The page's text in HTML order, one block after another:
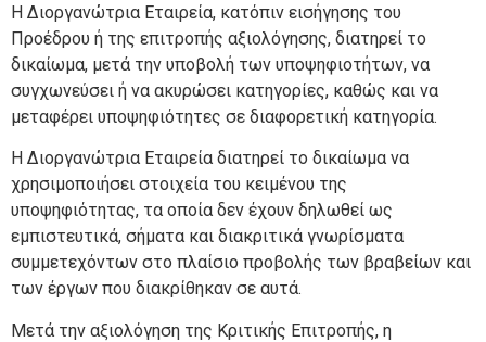
Η Διοργανώτρια Εταιρεία, κατόπιν εισήγησης του
Προέδρου ή της επιτροπής αξιολόγησης, διατηρεί το
δικαίωμα, μετά την υποβολή των υποψηφιοτήτων, να
συγχωνεύσει ή να ακυρώσει κατηγορίες, καθώς και να
μεταφέρει υποψηφιότητες σε διαφορετική κατηγορία.
Η Διοργανώτρια Εταιρεία διατηρεί το δικαίωμα να
χρησιμοποιήσει στοιχεία του κειμένου της
υποψηφιότητας, τα οποία δεν έχουν δηλωθεί ως
εμπιστευτικά, σήματα και διακριτικά γνωρίσματα
συμμετεχόντων στο πλαίσιο προβολής των βραβείων και
των έργων που διακρίθηκαν σε αυτά.
Μετά την αξιολόγηση της Κριτικής Επιτροπής, η